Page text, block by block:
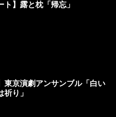
ト】露と枕「帰忘」
東京演劇アンサンブル「白い
祈り」